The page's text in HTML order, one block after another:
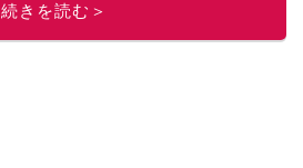
続きを読む＞